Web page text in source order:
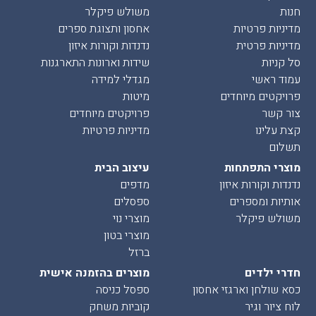
חנות
מדיניות פרטיות
מדיניות פרטית
סל קניות
עמוד ראשי
פרויקטים מיוחדים
צור קשר
קצת עלינו
תשלום
משולש פיקלר
אחסון ותצוגת ספרים
נדנדות וקורות איזון
שידות וארונות התארגנות
מגדלי למידה
מיטות
פרויקטים מיוחדים
מדיניות פרטיות
מוצרי התפתחות
נדנדות וקורות איזון
אותיות ומספרים
משולש פיקלר
עיצוב הבית
מדפים
ספסלים
מוצרי נוי
מוצרי בטון
ברזל
חדרי ילדים
כסא שולחן וארגזי אחסון
לוח ציור וגיר
מוצרים בהזמנה אישית
ספסל כניסה
קוביות משחק